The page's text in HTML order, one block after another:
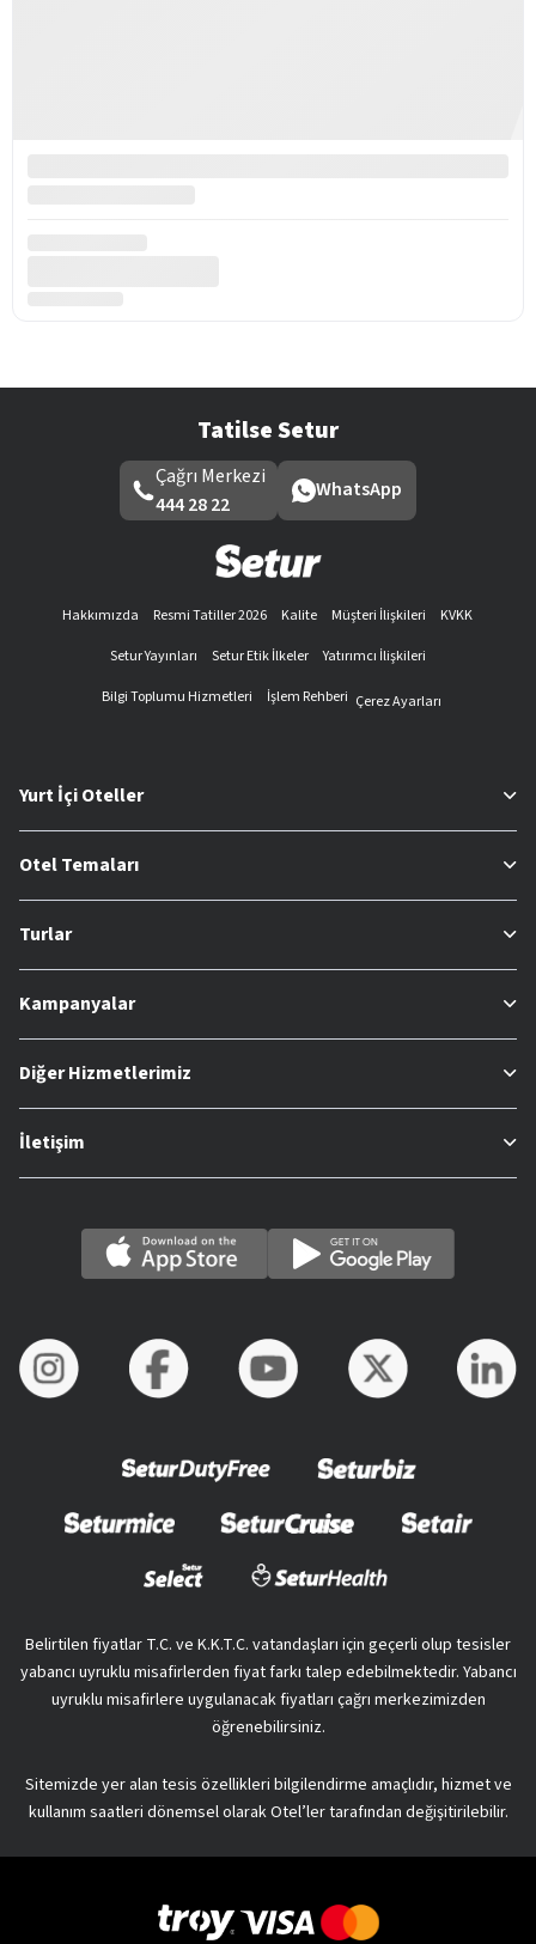
Tatilse Setur
Çağrı Merkezi
444 28 22
WhatsApp
Hakkımızda Resmi Tatiller 2026 Kalite Müşteri İlişkileri
KVKK
Setur Yayınları
Setur Etik İlkeler
Yatırımcı İlişkileri
Bilgi Toplumu Hizmetleri
İşlem Rehberi Çerez Ayarları
Yurt İçi Oteller
Otel Temaları
Turlar
Kampanyalar
Diğer Hizmetlerimiz
İletişim
Belirtilen fiyatlar T.C. ve K.K.T.C. vatandaşları için geçerli olup tesisler
yabancı uyruklu misafirlerden fiyat farkı talep edebilmektedir. Yabancı
uyruklu misafirlere uygulanacak fiyatları çağrı merkezimizden
öğrenebilirsiniz.
Sitemizde yer alan tesis özellikleri bilgilendirme amaçlıdır, hizmet ve
kullanım saatleri dönemsel olarak Otel’ler tarafından değişitirilebilir.